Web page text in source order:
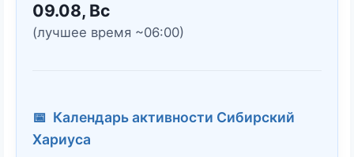
09.08, Вс
(лучшее время ~06:00)
📅 Календарь активности Сибирский
Хариуса